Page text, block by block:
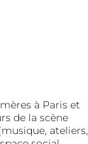
à Paris et
de la scène
ateliers,